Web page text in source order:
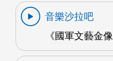
音樂沙拉吧
《國軍文藝金